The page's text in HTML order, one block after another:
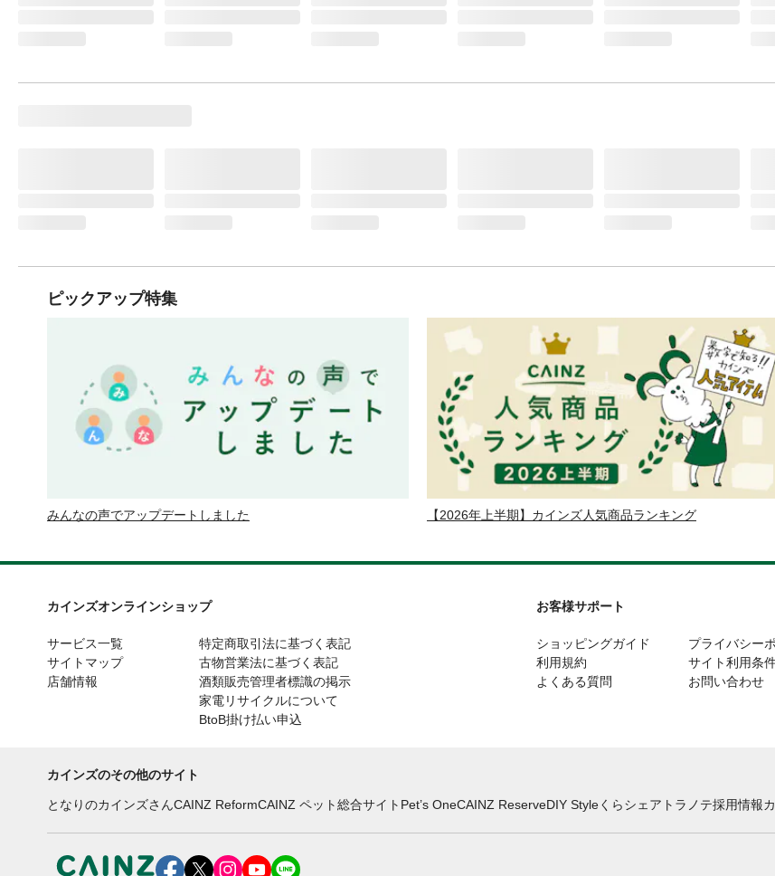
ピックアップ特集
みんなの声でアップデートしました 【2026年上半期】カインズ人気商品ランキング
カインズオンラインショップ
サービス一覧
サイトマップ
店舗情報
特定商取引法に基づく表記
古物営業法に基づく表記
酒類販売管理者標識の掲示
家電リサイクルについて
BtoB掛け払い申込
お客様サポート
ショッピングガイド
利用規約
よくある質問
プライバシー
サイト利用条
お問い合わせ
カインズのその他のサイト
となりのカインズさんCAINZ ReformCAINZ ペット総合サイト Pet’s OneCAINZ ReserveDIY Styleくらシェア トラノテ採用情報